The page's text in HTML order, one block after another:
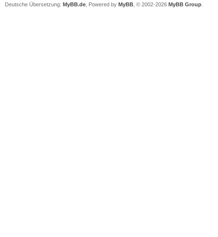
Deutsche Übersetzung: MyBB.de , Powered by MyBB , © 2002-2026 MyBB Group